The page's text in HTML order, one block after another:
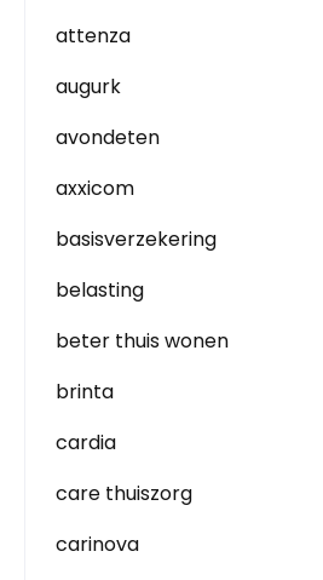
attenza
augurk
avondeten
axxicom
basisverzekering
belasting
beter thuis wonen
brinta
cardia
care thuiszorg
carinova